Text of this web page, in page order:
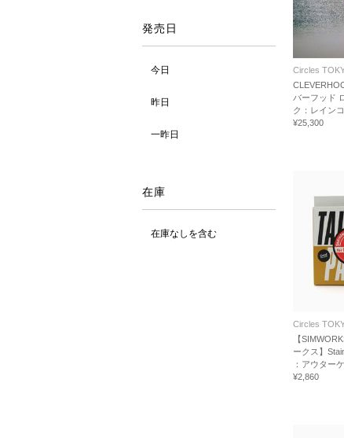
発売日
今日
昨日
一昨日
在庫
在庫なしを含む
Circles
バーフッド
ク：レイン
¥25,300
Circles
【
ークス】
：アウター
¥2,860